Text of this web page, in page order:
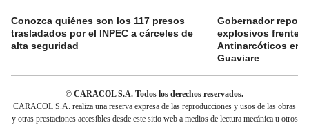
Conozca quiénes son los 117 presos
trasladados por el INPEC a cárceles de
alta seguridad
Gobernador
explosivos frente a
Antinarcóticos en
Guaviare
© CARACOL S.A. Todos los derechos reservados.
CARACOL S.A. realiza una reserva expresa de las reproducciones y usos de las obras
y otras prestaciones accesibles desde este sitio web a medios de lectura mecánica u otros